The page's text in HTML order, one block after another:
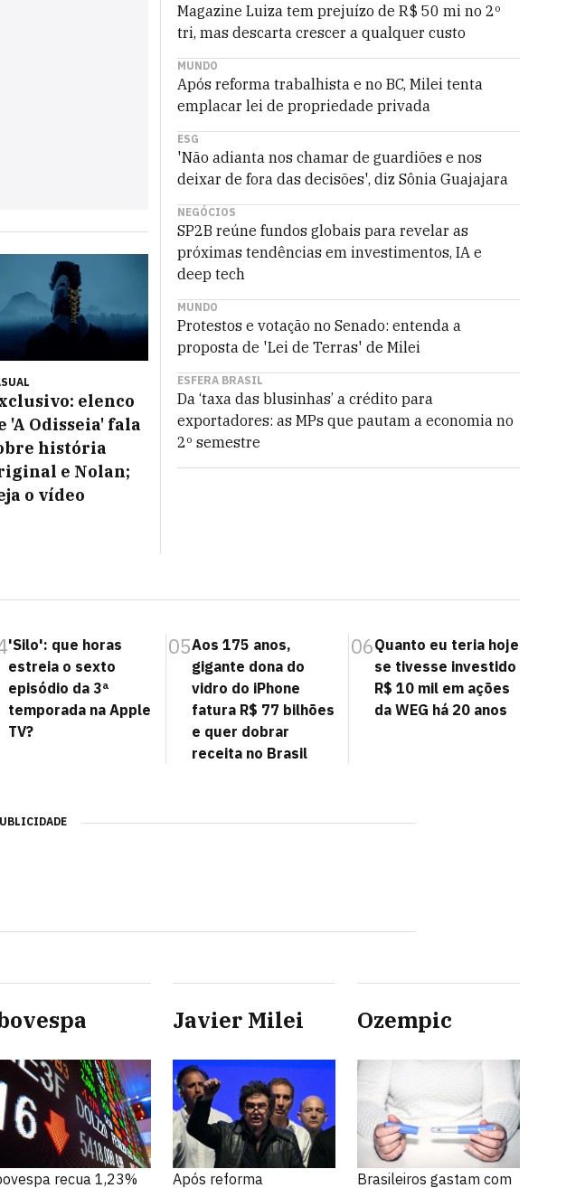
elenco
'A Odisseia' fala
história
e Nolan;
o vídeo
Magazine Luiza tem prejuízo de R$ 50 mi no 2º
tri, mas descarta crescer a qualquer custo
MUNDO
Após reforma trabalhista e no BC, Milei tenta
emplacar lei de propriedade privada
ESG
'Não adianta nos chamar de guardiões e nos
deixar de fora das decisões', diz Sônia Guajajara
NEGÓCIOS
SP2B reúne fundos globais para revelar as
próximas tendências em investimentos, IA e
deep tech
MUNDO
Protestos e votação no Senado: entenda a
proposta de 'Lei de Terras' de Milei
ESFERA BRASIL
Da ‘taxa das blusinhas’ a crédito para
exportadores: as MPs que pautam a economia no
2º semestre
'Silo': que horas
estreia o sexto
episódio da 3ª
temporada na Apple
TV?
05Aos 175 anos,
gigante dona do
vidro do iPhone
fatura R$ 77 bilhões
e quer dobrar
receita no Brasil
06Quanto eu teria hoje
se tivesse investido
R$ 10 mil em ações
da WEG há 20 anos
recua 1,23%
Javier Milei
Após reforma
Ozempic
Brasileiros gastam com